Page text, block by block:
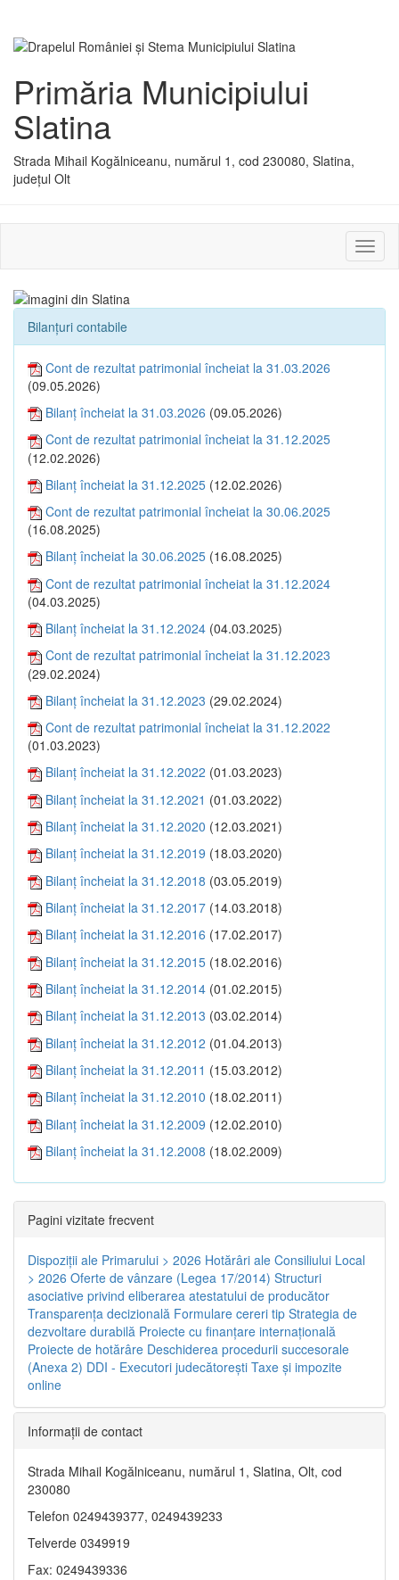
Primăria Municipiului
Slatina
Strada Mihail Kogălniceanu, numărul 1, cod 230080, Slatina,
județul Olt
sau
Bilanțuri contabile
Cont de rezultat patrimonial încheiat la 31.03.2026
(09.05.2026)
Bilanţ încheiat la 31.03.2026 (09.05.2026)
Cont de rezultat patrimonial încheiat la 31.12.2025
(12.02.2026)
Bilanţ încheiat la 31.12.2025 (12.02.2026)
Cont de rezultat patrimonial încheiat la 30.06.2025
(16.08.2025)
Bilanţ încheiat la 30.06.2025 (16.08.2025)
Cont de rezultat patrimonial încheiat la 31.12.2024
(04.03.2025)
Bilanţ încheiat la 31.12.2024 (04.03.2025)
Cont de rezultat patrimonial încheiat la 31.12.2023
(29.02.2024)
Bilanţ încheiat la 31.12.2023 (29.02.2024)
Cont de rezultat patrimonial încheiat la 31.12.2022
(01.03.2023)
Bilanţ încheiat la 31.12.2022 (01.03.2023)
Bilanţ încheiat la 31.12.2021 (01.03.2022)
Bilanţ încheiat la 31.12.2020 (12.03.2021)
Bilanţ încheiat la 31.12.2019 (18.03.2020)
Bilanţ încheiat la 31.12.2018 (03.05.2019)
Bilanţ încheiat la 31.12.2017 (14.03.2018)
Bilanţ încheiat la 31.12.2016 (17.02.2017)
Bilanţ încheiat la 31.12.2015 (18.02.2016)
Bilanţ încheiat la 31.12.2014 (01.02.2015)
Bilanţ încheiat la 31.12.2013 (03.02.2014)
Bilanţ încheiat la 31.12.2012 (01.04.2013)
Bilanţ încheiat la 31.12.2011 (15.03.2012)
Bilanţ încheiat la 31.12.2010 (18.02.2011)
Bilanţ încheiat la 31.12.2009 (12.02.2010)
Bilanţ încheiat la 31.12.2008 (18.02.2009)
Pagini vizitate frecvent
Dispoziţii ale Primarului > 2026 Hotărâri ale Consiliului Local
> 2026 Oferte de vânzare (Legea 17/2014) Structuri
asociative privind eliberarea atestatului de producător
Transparenţa decizională Formulare cereri tip Strategia de
dezvoltare durabilă Proiecte cu finanţare internaţională
Proiecte de hotărâre Deschiderea procedurii succesorale
(Anexa 2) DDI - Executori judecătorești Taxe şi impozite
online
Informaţii de contact
Strada Mihail Kogălniceanu, numărul 1, Slatina, Olt, cod
230080
Telefon 0249439377, 0249439233
Telverde 0349919
Fax: 0249439336